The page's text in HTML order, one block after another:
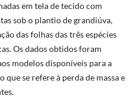
em tela de tecido com
sob o plantio de grandiúva,
das folhas das três espécies
Os dados obtidos foram
modelos disponíveis para a
se refere à perda de massa e